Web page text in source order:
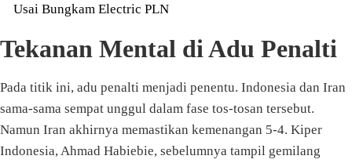
Usai Bungkam Electric PLN
Tekanan Mental di Adu Penalti
Pada titik ini, adu penalti menjadi penentu. Indonesia dan Iran
sama-sama sempat unggul dalam fase tos-tosan tersebut.
Namun Iran akhirnya memastikan kemenangan 5-4. Kiper
Indonesia, Ahmad Habiebie, sebelumnya tampil gemilang